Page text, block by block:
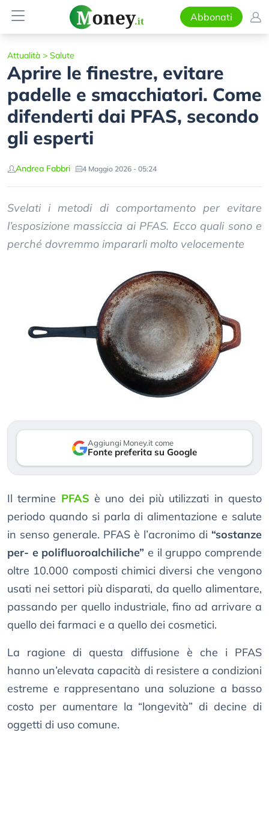
Abbonati
Attualità > Salute
Aprire le finestre, evitare
padelle e smacchiatori. Come
difenderti dai PFAS, secondo
gli esperti
Andrea Fabbri 4 Maggio 2026 - 05:24
Svelati i metodi di comportamento per evitare
l’esposizione massiccia ai PFAS. Ecco quali sono e
perché dovremmo impararli molto velocemente
Aggiungi Money.it come
Fonte preferita su Google
Il termine PFAS è uno dei più utilizzati in questo
periodo quando si parla di alimentazione e salute
in senso generale. PFAS è l’acronimo di “sostanze
per- e polifluoroalchiliche” e il gruppo comprende
oltre 10.000 composti chimici diversi che vengono
usati nei settori più disparati, da quello alimentare,
passando per quello industriale, fino ad arrivare a
quello dei farmaci e a quello dei cosmetici.
La ragione di questa diffusione è che i PFAS
hanno un’elevata capacità di resistere a condizioni
estreme e rappresentano una soluzione a basso
costo per aumentare la “longevità” di decine di
oggetti di uso comune.